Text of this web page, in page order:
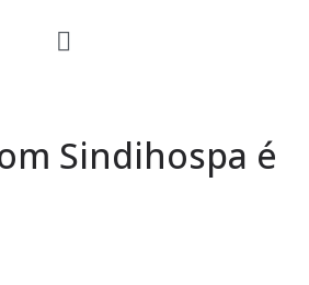
Sindihospa é